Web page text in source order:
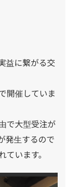
益に繋がる交
開催していま
で大型受注が
発生するので
います。